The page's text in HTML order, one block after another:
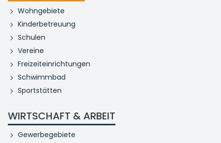
Wohngebiete
Kinderbetreuung
Schulen
Vereine
Freizeiteinrichtungen
Schwimmbad
Sportstätten
WIRTSCHAFT & ARBEIT
Gewerbegebiete